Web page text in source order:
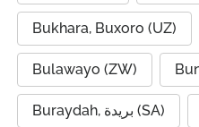
Bukhara, Buxoro (UZ)
Bulawayo (ZW)
Buraydah, بريدة (SA)